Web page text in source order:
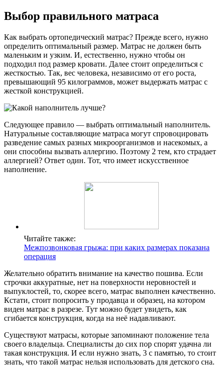
Выбор правильного матраса
Как выбрать ортопедический матрас? Прежде всего, нужно
определить оптимальный размер. Матрас не должен быть
маленьким и узким. И, естественно, нужно чтобы он
подходил под размер кровати. Далее стоит определиться с
жесткостью. Так, вес человека, независимо от его роста,
превышающий 95 килограммов, может выдержать матрас с
жесткой конструкцией.
Следующее правило — выбрать оптимальный наполнитель.
Натуральные составляющие матраса могут спровоцировать
разведение самых разных микроорганизмов и насекомых, а
они способны вызвать аллергию. Поэтому 2 тем, кто страдает
аллергией? Ответ один. Тот, что имеет искусственное
наполнение.
Читайте также:
Межпозвонковая грыжа: при каких размерах показана
операция
Желательно обратить внимание на качество пошива. Если
строчки аккуратные, нет на поверхности неровностей и
выпуклостей, то, скорее всего, матрас выполнен качественно.
Кстати, стоит попросить у продавца и образец, на котором
виден матрас в разрезе. Тут можно будет увидеть, как
сгибается конструкция, когда на неё надавливают.
Существуют матрасы, которые запоминают положение тела
своего владельца. Специалисты до сих пор спорят удачна ли
такая конструкция. И если нужно знать, 3 с памятью, то стоит
знать, что такой матрас нельзя использовать для детского сна.